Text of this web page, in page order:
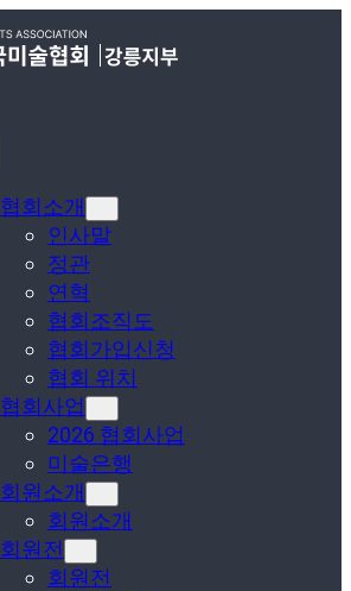
협회소개
인사말
정관
연혁
협회조직도
협회가입신청
협회 위치
협회사업
2026 협회사업
미술은행
회원소개
회원소개
회원전
회원전